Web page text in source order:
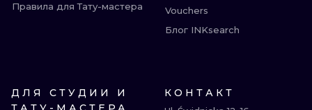
Правила для Тату-мастера
Vouchers
Блог INKsearch
ДЛЯ СТУДИИ И
КОНТАКТ